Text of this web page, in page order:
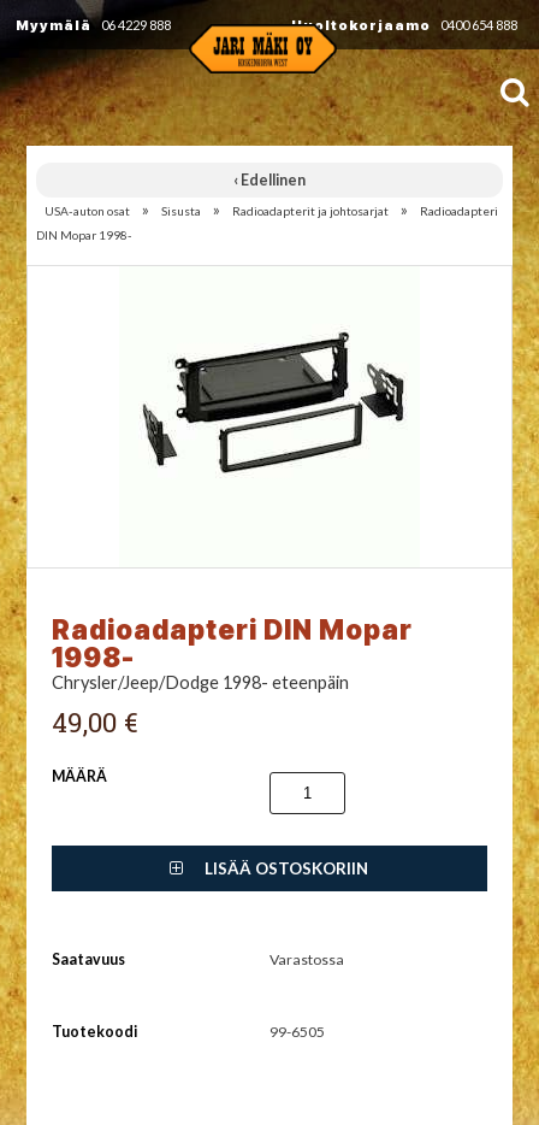
Myymälä 06 4229 888 Huoltokorjaamo 0400 654 888
‹ Edellinen
USA-auton osat » Sisusta » Radioadapterit ja johtosarjat »
Radioadapteri
DIN Mopar 1998-
Radioadapteri DIN Mopar
1998-
Chrysler/Jeep/Dodge 1998- eteenpäin
49,00 €
MÄÄRÄ
LISÄÄ OSTOSKORIIN
Saatavuus Varastossa
Tuotekoodi 99-6505